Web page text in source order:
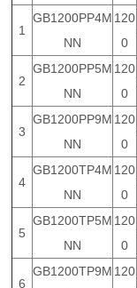
1
GB1200PP4M
NN
120
0
2
GB1200PP5M
NN
120
0
3
GB1200PP9M
NN
120
0
4
GB1200TP4M
NN
120
0
5
GB1200TP5M
NN
120
0
6
GB1200TP9M 120